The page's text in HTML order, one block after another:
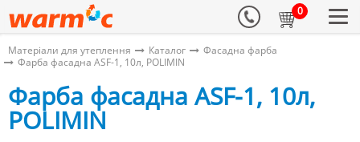
0
Матеріали для утеплення Каталог
Фасадна фарба
Фарба фасадна ASF-1, 10л, POLIMIN
Фарба фасадна ASF-1, 10л,
POLIMIN